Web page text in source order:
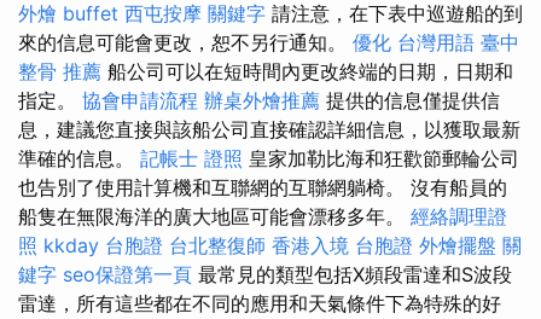
外燴 buffet 西屯按摩 關鍵字 請注意，在下表中巡遊船的到
來的信息可能會更改，恕不另行通知。 優化 台灣用語 臺中
整骨 推薦 船公司可以在短時間內更改終端的日期，日期和
指定。 協會申請流程 辦桌外燴推薦 提供的信息僅提供信
息，建議您直接與該船公司直接確認詳細信息，以獲取最新
準確的信息。 記帳士 證照 皇家加勒比海和狂歡節郵輪公司
也告別了使用計算機和互聯網的互聯網躺椅。 沒有船員的
船隻在無限海洋的廣大地區可能會漂移多年。 經絡調理證
照 kkday 台胞證 台北整復師 香港入境 台胞證 外燴擺盤 關
鍵字 seo保證第一頁 最常見的類型包括X頻段雷達和S波段
雷達，所有這些都在不同的應用和天氣條件下為特殊的好